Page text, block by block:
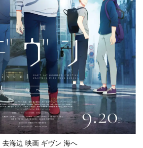
海边 映画 ギヴン 海へ